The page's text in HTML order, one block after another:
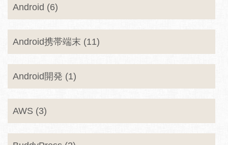
Android (6)
Android携帯端末 (11)
Android開発 (1)
AWS (3)